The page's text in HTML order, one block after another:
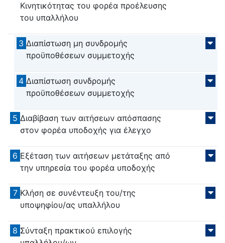
Κινητικότητας του φορέα προέλευσης
του υπαλλήλου
3 Διαπίστωση μη συνδρομής
προϋποθέσεων συμμετοχής
4 Διαπίστωση συνδρομής
προϋποθέσεων συμμετοχής
5 Διαβίβαση των αιτήσεων απόσπασης
στον φορέα υποδοχής για έλεγχο
6 Εξέταση των αιτήσεων μετάταξης από
την υπηρεσία του φορέα υποδοχής
7 Κλήση σε συνέντευξη του/της
υποψηφίου/ας υπαλλήλου
8 Σύνταξη πρακτικού επιλογής